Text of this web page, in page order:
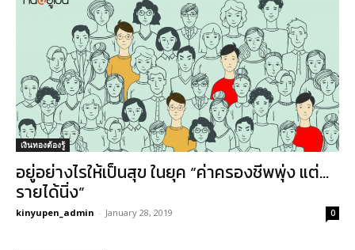
เงินทองต้องรู้
อยู่อย่างไรให้เป็นสุข ในยุค “ค่าครองชีพพุ่ง แต่…
รายได้นิ่ง”
kinyupen_admin - January 28, 2019 0